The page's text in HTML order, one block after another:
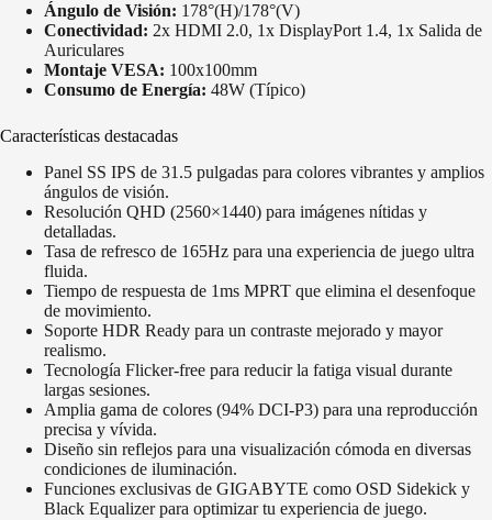
Ángulo de Visión: 178°(H)/178°(V)
Conectividad: 2x HDMI 2.0, 1x DisplayPort 1.4, 1x Salida de
Auriculares
Montaje VESA: 100x100mm
Consumo de Energía: 48W (Típico)
Características destacadas
Panel SS IPS de 31.5 pulgadas para colores vibrantes y amplios
ángulos de visión.
Resolución QHD (2560×1440) para imágenes nítidas y
detalladas.
Tasa de refresco de 165Hz para una experiencia de juego ultra
fluida.
Tiempo de respuesta de 1ms MPRT que elimina el desenfoque
de movimiento.
Soporte HDR Ready para un contraste mejorado y mayor
realismo.
Tecnología Flicker-free para reducir la fatiga visual durante
largas sesiones.
Amplia gama de colores (94% DCI-P3) para una reproducción
precisa y vívida.
Diseño sin reflejos para una visualización cómoda en diversas
condiciones de iluminación.
Funciones exclusivas de GIGABYTE como OSD Sidekick y
Black Equalizer para optimizar tu experiencia de juego.